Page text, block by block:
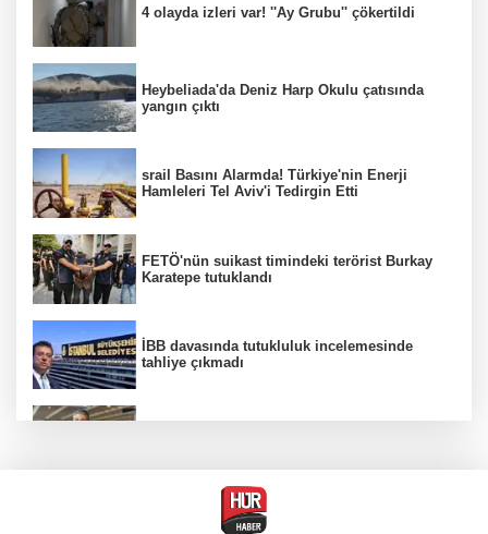
4 olayda izleri var! ''Ay Grubu'' çökertildi
Heybeliada'da Deniz Harp Okulu çatısında
yangın çıktı
srail Basını Alarmda! Türkiye'nin Enerji
Hamleleri Tel Aviv'i Tedirgin Etti
FETÖ'nün suikast timindeki terörist Burkay
Karatepe tutuklandı
İBB davasında tutukluluk incelemesinde
tahliye çıkmadı
MGK toplanıyor: Ana gündem Terörsüz